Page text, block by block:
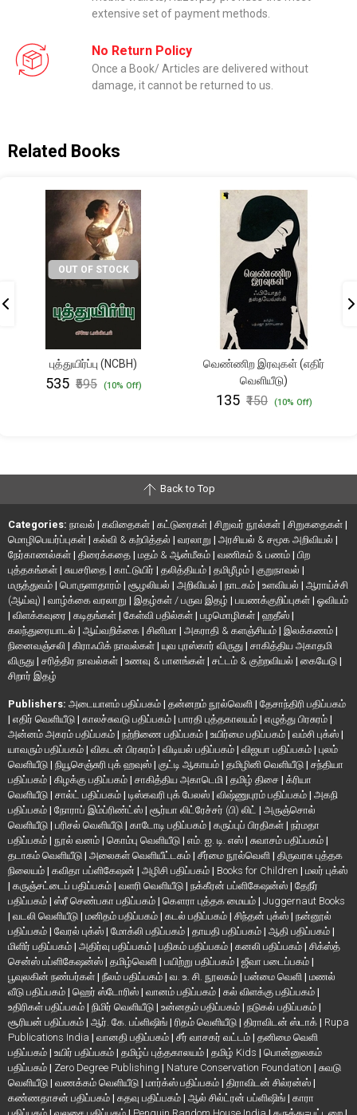
extensive set of payment methods.
No Return Policy
Once a Book/ Articles are delivered without
damage, it cannot be returned to us.
Related Books
OUT OF STOCK
புத்துயிர்ப்பு (NCBH)
₹535 ₹595 (10% Off)
வெண்ணிற இரவுகள் (எதிர்
வெளியீடு)
₹135 ₹150 (10% Off)
Back to Top
Categories: நாவல் | கவிதைகள் | கட்டுரைகள் | சிறுவர் நூல்கள் | சிறுகதைகள் |
மொழிபெயர்ப்புகள் | கல்வி & கற்பித்தல் | வரலாறு | அரசியல் & சமூக அறிவியல் |
நேர்காணல்கள் | திரைக்கதை | மதம் & ஆன்மீகம் | வணிகம் & பணம் | பிற
புத்தகங்கள் | சுயசரிதை | காட்டுயிர் | தலித்தியம் | தமிழீழம் | குறுநாவல் |
மருத்துவம் | பொருளாதாரம் | சூழலியல் | அறிவியல் | நாடகம் | உளவியல் | ஆராய்ச்சி
(ஆய்வு) | வாழ்க்கை வரலாறு | இதழ்கள் / பருவ இதழ் | பயணக்குறிப்புகள் | ஓவியம்
| விளக்கவுரை | கடிதங்கள் | கேள்வி பதில்கள் | பழமொழிகள் | ஹதீஸ் |
கலந்துரையாடல் | ஆய்வறிக்கை | சினிமா | அகராதி & களஞ்சியம் | இலக்கணம் |
நினைவஞ்சலி | கிராஃபிக் நாவல்கள் | யுவ புரஸ்கார் விருது | சாகித்திய அகாதமி
விருது | சரித்திர நாவல்கள் | உணவு & பானங்கள் | சட்டம் & குற்றவியல் | கையேடு |
சிறார் இதழ்
Publishers: அடையாளம் பதிப்பகம் | தன்னறம் நூல்வெளி | தேசாந்திரி பதிப்பகம்
| எதிர் வெளியீடு | காலச்சுவடு பதிப்பகம் | பாரதி புத்தகாலயம் | எழுத்து பிரசுரம் |
அன்னம் அகரம் பதிப்பகம் | நற்றிணை பதிப்பகம் | உயிர்மை பதிப்பகம் | வம்சி புக்ஸ் |
யாவரும் பதிப்பகம் | விகடன் பிரசுரம் | விடியல் பதிப்பகம் | விஜயா பதிப்பகம் | புலம்
வெளியீடு | நியூசெஞ்சுரி புக் ஹவுஸ் | குட்டி ஆகாயம் | தமிழினி வெளியீடு | சந்தியா
பதிப்பகம் | கிழக்கு பதிப்பகம் | சாகித்திய அகாடெமி | தமிழ் திசை | க்ரியா
வெளியீடு | சால்ட் பதிப்பகம் | டிஸ்கவரி புக் பேலஸ் | விஷ்ணுபுரம் பதிப்பகம் | அகநி
பதிப்பகம் | நோராப் இம்ப்ரிண்ட்ஸ் | சூர்யா லிட்ரேச்சர் (பி) லிட் | அருஞ்சொல்
வெளியீடு | பரிசல் வெளியீடு | காடோடி பதிப்பகம் | கருப்புப் பிரதிகள் | நர்மதா
பதிப்பகம் | நூல் வனம் | கொம்பு வெளியீடு | எம். ஐ. டி. எஸ் | சுவாசம் பதிப்பகம் |
தடாகம் வெளியீடு | அலைகள் வெளியீட்டகம் | சீர்மை நூல்வெளி | திருவரசு புத்தக
நிலையம் | கவிதா பப்ளிகேஷன் | அழிசி பதிப்பகம் | Books for Children | மலர் புக்ஸ்
| கருஞ்சட்டைப் பதிப்பகம் | வளரி வெளியீடு | நக்கீரன் பப்ளிகேஷன்ஸ் | தேநீர்
பதிப்பகம் | ஸ்ரீ செண்பகா பதிப்பகம் | கௌரா புத்தக மையம் | Juggernaut Books
| வடலி வெளியீடு | மனிதம் பதிப்பகம் | கடல் பதிப்பகம் | சிந்தன் புக்ஸ் | நன்னூல்
பதிப்பகம் | வேரல் புக்ஸ் | மோக்லி பதிப்பகம் | தாயதி பதிப்பகம் | ஆதி பதிப்பகம் |
மிளிர் பதிப்பகம் | அதிர்வு பதிப்பகம் | பதிகம் பதிப்பகம் | கனலி பதிப்பகம் | சிக்ஸ்த்
சென்ஸ் பப்ளிகேஷன்ஸ் | தமிழ்வெளி | பயிற்று பதிப்பகம் | ஜீவா படைப்பகம் |
பூவுலகின் நண்பர்கள் | நீலம் பதிப்பகம் | வ. உ. சி. நூலகம் | பன்மை வெளி | மணல்
வீடு பதிப்பகம் | ஹெர் ஸ்டோரிஸ் | வானம் பதிப்பகம் | கல் விளக்கு பதிப்பகம் |
உதிரிகள் பதிப்பகம் | நிமிர் வெளியீடு | உன்னதம் பதிப்பகம் | நடுகல் பதிப்பகம் |
சூரியன் பதிப்பகம் | ஆர். கே. பப்ளிஷிங் | ரிதம் வெளியீடு | திராவிடன் ஸ்டாக் | Rupa
Publications India | வானதி பதிப்பகம் | சீர் வாசகர் வட்டம் | தனிமை வெளி
பதிப்பகம் | உயிர் பதிப்பகம் | தமிழ்ப் புத்தகாலயம் | தமிழ் Kids | பொன்னுலகம்
பதிப்பகம் | Zero Degree Publishing | Nature Conservation Foundation | சுவடு
வெளியீடு | வணக்கம் வெளியீடு | மார்க்ஸ் பதிப்பகம் | திராவிடன் சில்ரன்ஸ் |
கண்ணதாசன் பதிப்பகம் | கதவு பதிப்பகம் | ஆல் சில்ட்ரன் பப்ளிஷிங் | காரா